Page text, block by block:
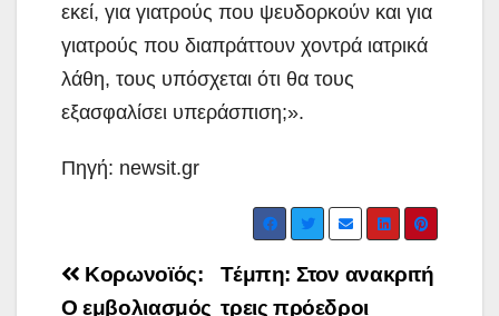
εκεί, για γιατρούς που ψευδορκούν και για
γιατρούς που διαπράττουν χοντρά ιατρικά
λάθη, τους υπόσχεται ότι θα τους
εξασφαλίσει υπεράσπιση;».
Πηγή: newsit.gr
Post
Τέμπη: Στον ανακριτή
τρεις πρόεδροι
Κορωνοϊός:
Ο εμβολιασμός